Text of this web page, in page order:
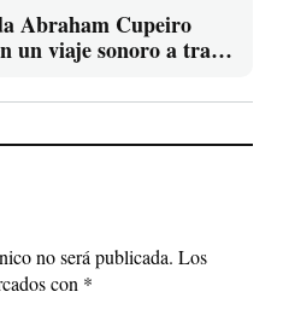
Abraham Cupeiro
viaje sonoro a través
no será publicada. Los
con *